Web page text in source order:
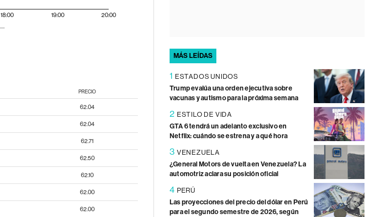
18:00 19:00 20:00
PRECIO
62.04
62.04
62.71
62.50
62.10
62.00
62.00
MÁS LEÍDAS
1 ESTADOS UNIDOS
Trump evalúa una orden ejecutiva sobre
vacunas y autismo para la próxima semana
2 ESTILO DE VIDA
GTA 6 tendrá un adelanto exclusivo en
Netflix: cuándo se estrena y a qué hora
3 VENEZUELA
¿General Motors de vuelta en Venezuela? La
automotriz aclara su posición oficial
4 PERÚ
Las proyecciones del precio del dólar en Perú
para el segundo semestre de 2026, según